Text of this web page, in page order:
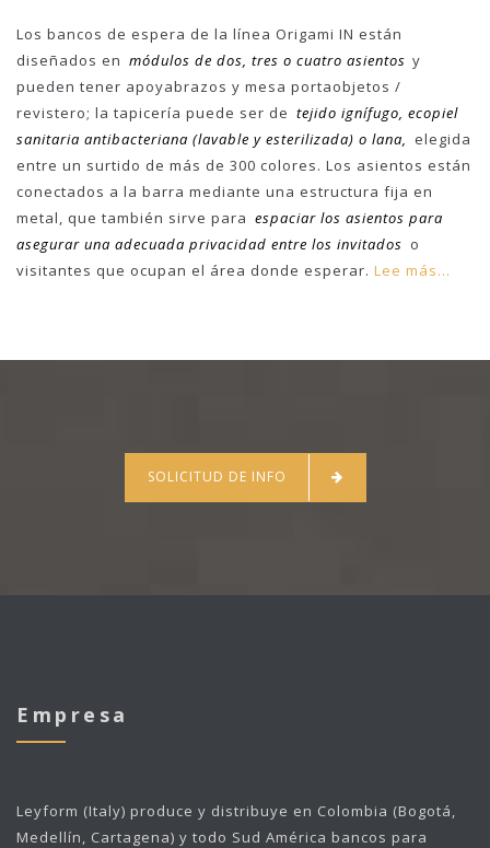
Los bancos de espera de la línea Origami IN están
diseñados en módulos de dos, tres o cuatro asientos y
pueden tener apoyabrazos y mesa portaobjetos /
revistero; la tapicería puede ser de tejido ignífugo, ecopiel
sanitaria antibacteriana (lavable y esterilizada) o lana,
elegida
entre un surtido de más de 300 colores. Los asientos están
conectados a la barra mediante una estructura fija en
metal, que también sirve para espaciar los asientos para
asegurar una adecuada privacidad entre los invitados o
visitantes que ocupan el área donde esperar. Lee más...
SOLICITUD DE INFO
Empresa
Leyform (Italy) produce y distribuye en Colombia (Bogotá,
Medellín, Cartagena) y todo Sud América bancos para